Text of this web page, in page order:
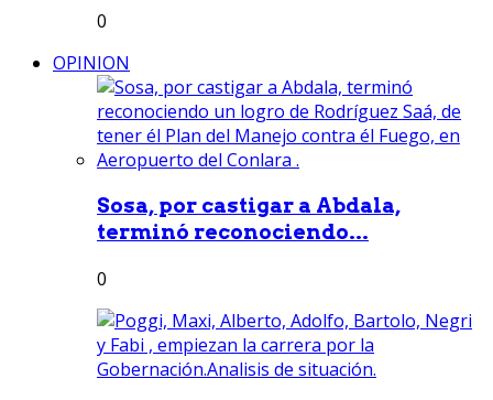
0
OPINION
Sosa, por castigar a Abdala,
terminó reconociendo...
0